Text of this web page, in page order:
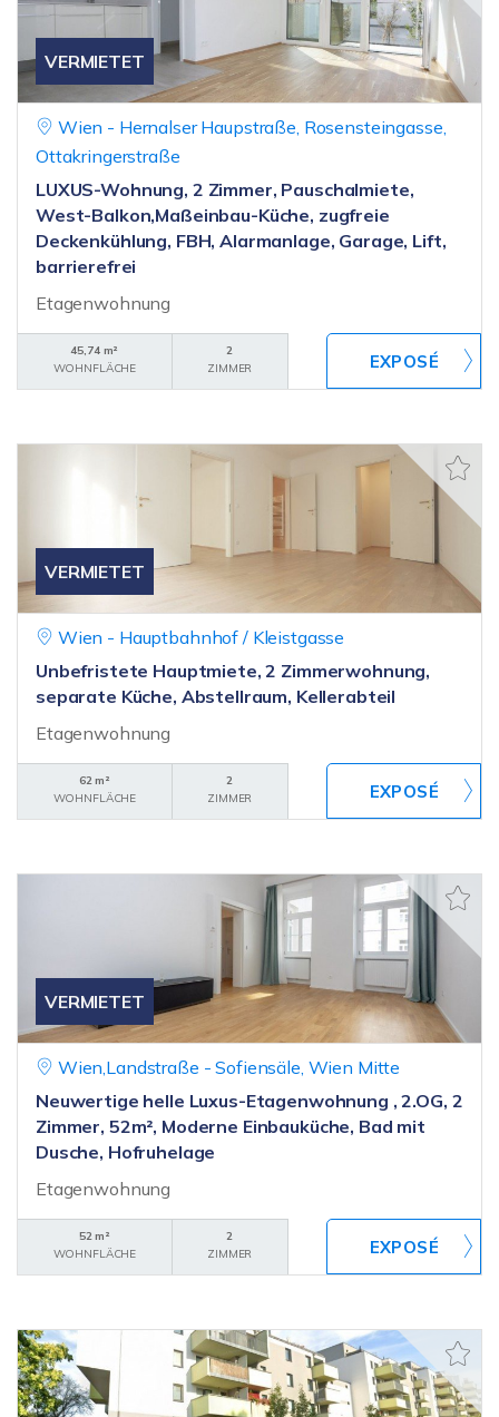
VERMIETET
Wien - Hernalser Haupstraße, Rosensteingasse,
Ottakringerstraße
LUXUS-Wohnung, 2 Zimmer, Pauschalmiete,
West-Balkon,Maßeinbau-Küche, zugfreie
Deckenkühlung, FBH, Alarmanlage, Garage, Lift,
barrierefrei
Etagenwohnung
45,74 m²
WOHNFLÄCHE
2
ZIMMER
VERMIETET
Wien - Hauptbahnhof / Kleistgasse
Unbefristete Hauptmiete, 2 Zimmerwohnung,
separate Küche, Abstellraum, Kellerabteil
Etagenwohnung
62 m²
WOHNFLÄCHE
2
ZIMMER
VERMIETET
Wien,Landstraße - Sofiensäle, Wien Mitte
Neuwertige helle Luxus-Etagenwohnung , 2.OG, 2
Zimmer, 52m², Moderne Einbauküche, Bad mit
Dusche, Hofruhelage
Etagenwohnung
52 m²
WOHNFLÄCHE
2
ZIMMER